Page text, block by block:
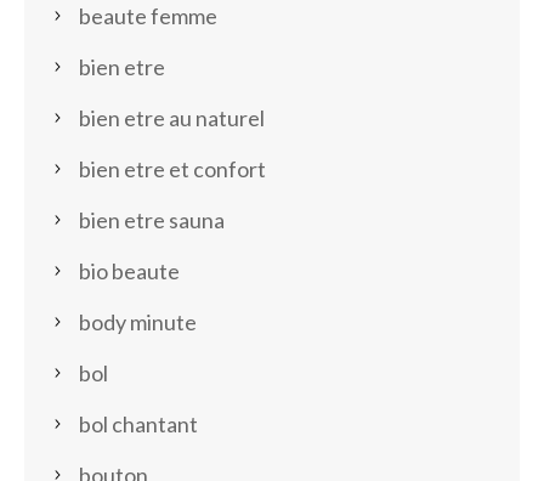
beaute femme
bien etre
bien etre au naturel
bien etre et confort
bien etre sauna
bio beaute
body minute
bol
bol chantant
bouton